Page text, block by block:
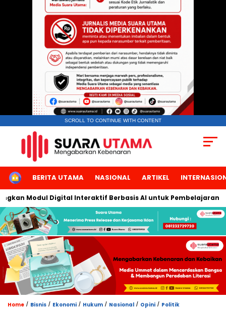
SCROLL TO CONTINUE WITH CONTENT
HOMEBERITA UTAMA NASIONAL ARTIKEL
Modul Digital Interaktif Berbasis AI untuk Pembelajaran
Home / Bisnis / Ekonomi / Hukum / Nasional / Opini / Politik